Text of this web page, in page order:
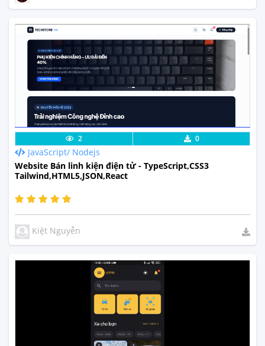
Lưu code Xem Thực Tế
2 0
JavaScript/ Nodejs
Website Bán linh kiện điện tử - TypeScript,CSS3
Tailwind,HTML5,JSON,React
Kiệt Nguyễn